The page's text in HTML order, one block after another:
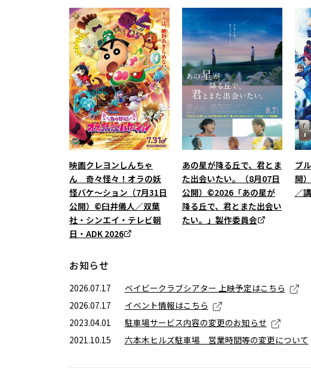
映画クレヨンしんちゃ
ん 奇々怪々！オラの妖
怪バケ～ション（7月31日
公開）©臼井儀人／双葉
社・シンエイ・テレビ朝
日・ADK 2026
あの星が降る丘で、君とま
た出会いたい。（8月07日
公開）©2026「あの星が
降る丘で、君とまた出会い
たい。」製作委員会
ブ
開
／
お知らせ
2026.07.17
ベイビークラブシアター 上映予定はこちら
2026.07.17
イベント情報はこちら
2023.04.01
駐車場サービス内容の変更のお知らせ
2021.10.15
六本木ヒルズ駐車場 営業時間等の変更について